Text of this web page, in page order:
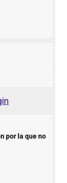
por la que no